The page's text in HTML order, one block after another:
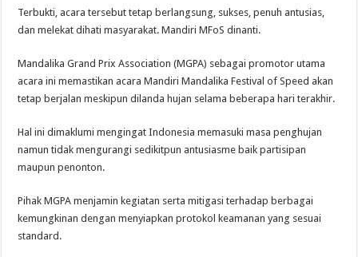
Terlupakan
Dan
Terbukti, acara tersebut tetap berlangsung, sukses, penuh antusias,
dan melekat dihati masyarakat. Mandiri MFoS dinanti.
Mandalika Grand Prix Association (MGPA) sebagai promotor utama
acara ini memastikan acara Mandiri Mandalika Festival of Speed akan
tetap berjalan meskipun dilanda hujan selama beberapa hari terakhir.
Hal ini dimaklumi mengingat Indonesia memasuki masa penghujan
namun tidak mengurangi sedikitpun antusiasme baik partisipan
maupun penonton.
Pihak MGPA menjamin kegiatan serta mitigasi terhadap berbagai
kemungkinan dengan menyiapkan protokol keamanan yang sesuai
standard.